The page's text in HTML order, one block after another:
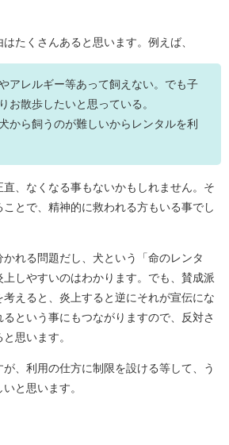
たくさんあると思います。例えば、
アレルギー等あって飼えない。でも子
お散歩したいと思っている。
から飼うのが難しいからレンタルを利
、なくなる事もないかもしれません。そ
ことで、精神的に救われる方もいる事でし
れる問題だし、犬という「命のレンタ
上しやすいのはわかります。でも、賛成派
考えると、炎上すると逆にそれが宣伝にな
という事にもつながりますので、反対さ
思います。
、利用の仕方に制限を設ける等して、う
と思います。